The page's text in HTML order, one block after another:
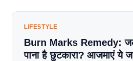
LIFESTYLE
Burn Marks Remedy:
पाना है छुटकारा? आजमाएं ये